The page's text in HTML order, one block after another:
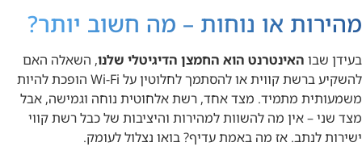
מהירות או נוחות – מה חשוב יותר?
בעידן שבו האינטרנט הוא החמצן הדיגיטלי שלנו, השאלה האם
להשקיע ברשת קווית או להסתמך לחלוטין על Wi-Fi הופכת להיות
משמעותית מתמיד. מצד אחד, רשת אלחוטית נוחה וגמישה, אבל
מצד שני – אין מה להשוות למהירות והיציבות של כבל רשת קווי
ישירות לנתב. אז מה באמת עדיף? בואו נצלול לעומק.